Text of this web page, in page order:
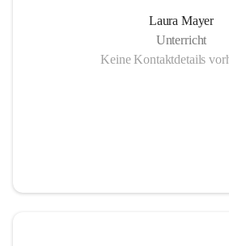
Laura Mayer
Unterricht
Keine Kontaktdetails